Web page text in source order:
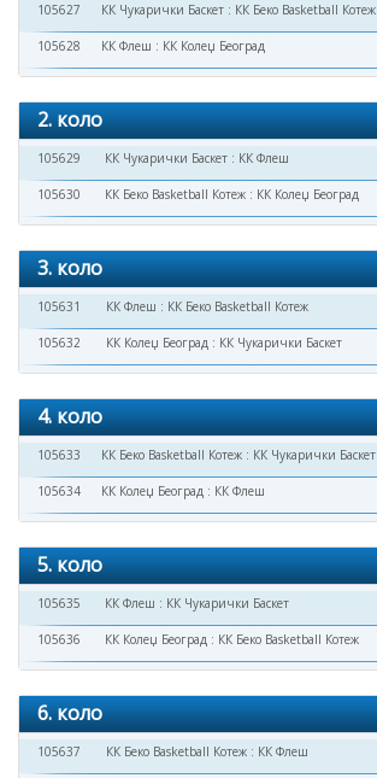
105627 КК Чукарички Баскет : КК Беко Basketball Котеж
105628 КК Флеш : КК Колеџ Београд
2. коло
105629 КК Чукарички Баскет : КК Флеш
105630 КК Беко Basketball Котеж : КК Колеџ Београд
3. коло
105631 КК Флеш : КК Беко Basketball Котеж
105632 КК Колеџ Београд : КК Чукарички Баскет
4. коло
105633 КК Беко Basketball Котеж : КК Чукарички Баскет
105634 КК Колеџ Београд : КК Флеш
5. коло
105635 КК Флеш : КК Чукарички Баскет
105636 КК Колеџ Београд : КК Беко Basketball Котеж
6. коло
105637 КК Беко Basketball Котеж : КК Флеш